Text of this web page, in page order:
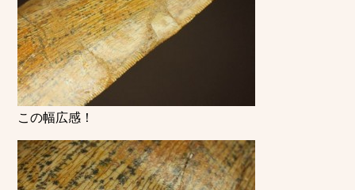
この幅広感！